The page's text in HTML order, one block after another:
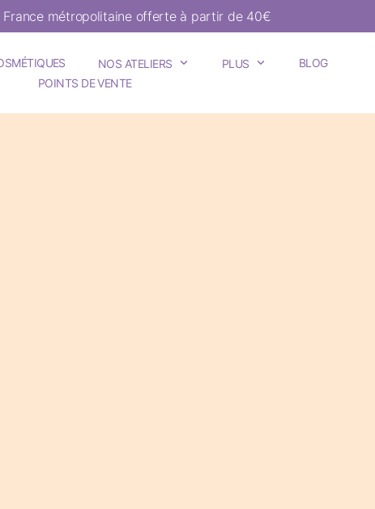
France métropolitaine offerte à partir de 40€
NOS ATELIERS PLUS
BLOG
POINTS DE VENTE